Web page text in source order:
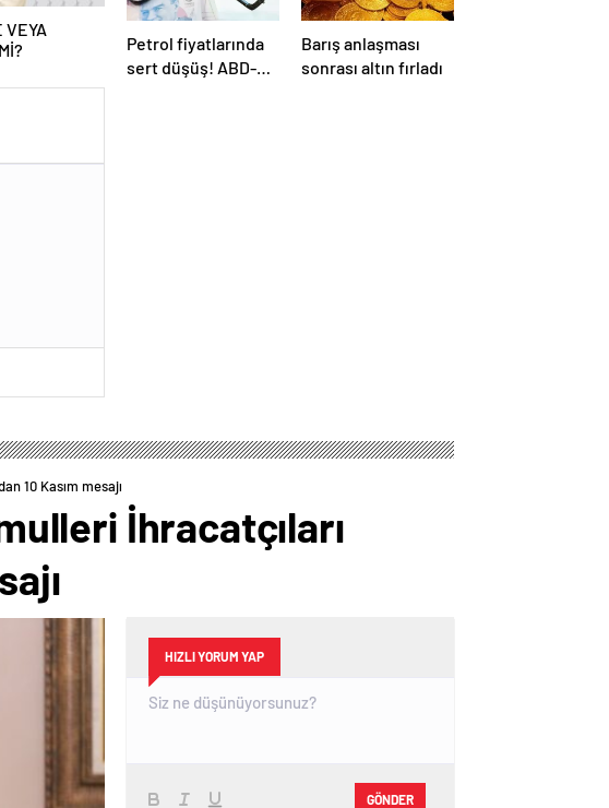
VEYA
Petrol fiyatlarında
sert düşüş! ABD-
Barış anlaşması
sonrası altın fırladı
10 Kasım mesajı
İhracatçıları
HIZLI YORUM YAP
GÖNDER